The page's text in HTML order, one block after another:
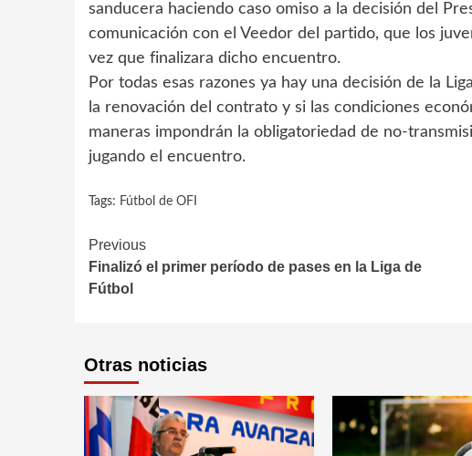
sanducera haciendo caso omiso a la decisión del
comunicación con el Veedor del partido, que los
vez que finalizara dicho encuentro.
Por todas esas razones ya hay una decisión de la
la renovación del contrato y si las condiciones
maneras impondrán la obligatoriedad de no-
jugando el encuentro.
Tags: Fútbol de OFI
Continue
Reading
Previous
Finalizó el primer período de pases en la Liga de
Fútbol
Otras noticias